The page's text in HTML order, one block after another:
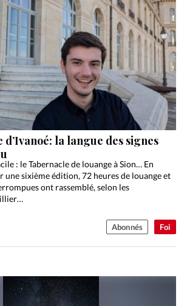
Foi
la langue des signes
: le Tabernacle de louange à Sion… En
une sixième édition, 72 heures de louange et
ont rassemblé, selon les
Abonnés